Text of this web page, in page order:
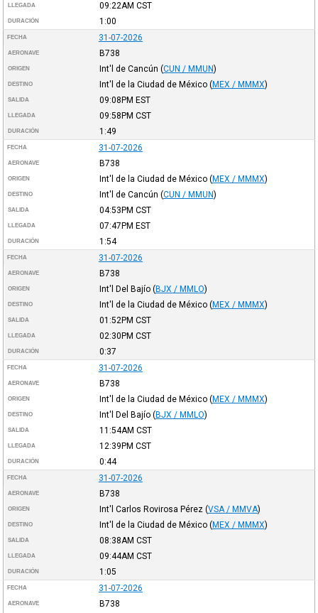
LLEGADA 09:22AM CST
DURACIÓN 1:00
FECHA 31-07-2026
AERONAVE B738
ORIGEN Int'l de Cancún (CUN / MMUN)
DESTINO Int'l de la Ciudad de México (MEX / MMMX)
SALIDA 09:08PM EST
LLEGADA 09:58PM CST
DURACIÓN 1:49
FECHA 31-07-2026
AERONAVE B738
ORIGEN Int'l de la Ciudad de México (MEX / MMMX)
DESTINO Int'l de Cancún (CUN / MMUN)
SALIDA 04:53PM CST
LLEGADA 07:47PM EST
DURACIÓN 1:54
FECHA 31-07-2026
AERONAVE B738
ORIGEN Int'l Del Bajío (BJX / MMLO)
DESTINO Int'l de la Ciudad de México (MEX / MMMX)
SALIDA 01:52PM CST
LLEGADA 02:30PM CST
DURACIÓN 0:37
FECHA 31-07-2026
AERONAVE B738
ORIGEN Int'l de la Ciudad de México (MEX / MMMX)
DESTINO Int'l Del Bajío (BJX / MMLO)
SALIDA 11:54AM CST
LLEGADA 12:39PM CST
DURACIÓN 0:44
FECHA 31-07-2026
AERONAVE B738
ORIGEN Int'l Carlos Rovirosa Pérez (VSA / MMVA)
DESTINO Int'l de la Ciudad de México (MEX / MMMX)
SALIDA 08:38AM CST
LLEGADA 09:44AM CST
DURACIÓN 1:05
FECHA 31-07-2026
AERONAVE B738